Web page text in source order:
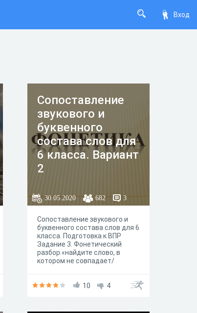
Вход
Сопоставление
звукового и
буквенного
состава слов для
6 класса. Вариант
2
30.05.2020 682 3
Сопоставление звукового и
буквенного состава слов для 6
класса. Подготовка к ВПР
Задание 3. Фонетический
разбор.«найдите слово, в
котором не совпадает/
Объясните причину данного
10 4